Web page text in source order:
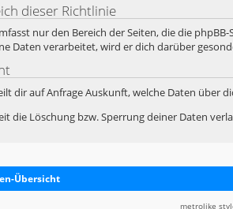
dieser Richtlinie
nur den Bereich der Seiten, die die
Daten verarbeitet, wird er dich darüber
dir auf Anfrage Auskunft, welche Daten über
die Löschung bzw. Sperrung deiner Daten
Übersicht
metrolike